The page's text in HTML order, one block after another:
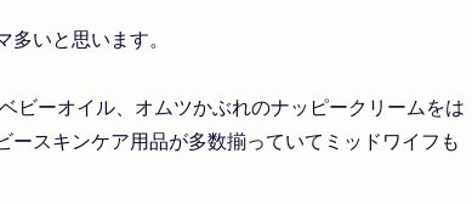
いと思います。
ビーオイル、オムツかぶれのナッピークリームをは
スキンケア用品が多数揃っていてミッドワイフも